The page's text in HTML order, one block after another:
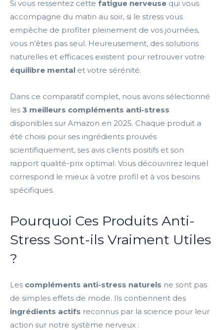
Si vous ressentez cette fatigue nerveuse qui vous
accompagne du matin au soir, si le stress vous
empêche de profiter pleinement de vos journées,
vous n’êtes pas seul. Heureusement, des solutions
naturelles et efficaces existent pour retrouver votre
équilibre mental et votre sérénité.
Dans ce comparatif complet, nous avons sélectionné
les 3 meilleurs compléments anti-stress
disponibles sur Amazon en 2025. Chaque produit a
été choisi pour ses ingrédients prouvés
scientifiquement, ses avis clients positifs et son
rapport qualité-prix optimal. Vous découvrirez lequel
correspond le mieux à votre profil et à vos besoins
spécifiques.
Pourquoi Ces Produits Anti-
Stress Sont-ils Vraiment Utiles
?
Les compléments anti-stress naturels ne sont pas
de simples effets de mode. Ils contiennent des
ingrédients actifs reconnus par la science pour leur
action sur notre système nerveux :